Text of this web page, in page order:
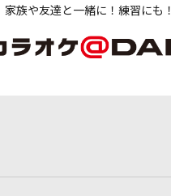
家族や友達と一緒に！練習にも！